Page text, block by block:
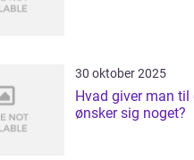
30 oktober 2025
Hvad giver man til
ønsker sig noget?